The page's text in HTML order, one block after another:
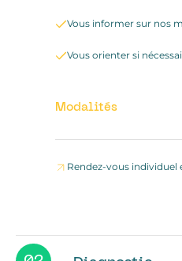
Vous informer sur nos
Vous orienter si
Modalités
Rendez-vous individuel